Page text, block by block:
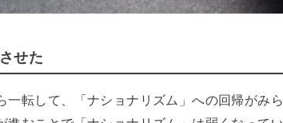
せた
転して、「ナショナリズム」への回帰がみら